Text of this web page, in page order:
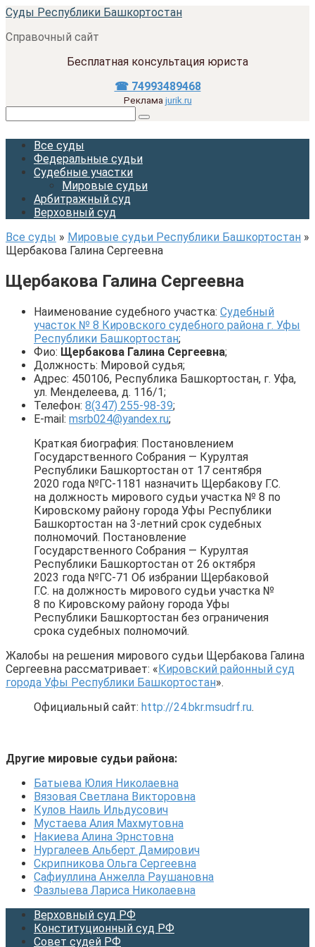
Перейти
контенту
Суды Республики Башкортостан
Справочный сайт
Бесплатная консультация юриста
☎ 74993489468
Реклама jurik.ru
Все суды
Федеральные судьи
Судебные участки
Мировые судьи
Арбитражный суд
Верховный суд
Все суды » Мировые судьи Республики Башкортостан »
Щербакова Галина Сергеевна
Щербакова Галина Сергеевна
Наименование судебного участка: Судебный
участок № 8 Кировского судебного района г. Уфы
Республики Башкортостан;
Фио: Щербакова Галина Сергеевна;
Должность: Мировой судья;
Адрес: 450106, Республика Башкортостан, г. Уфа,
ул. Менделеева, д. 116/1;
Телефон: 8(347) 255-98-39;
E-mail: msrb024@yandex.ru;
Краткая биография: Постановлением
Государственного Собрания — Курултая
Республики Башкортостан от 17 сентября
2020 года №ГС-1181 назначить Щербакову Г.С.
на должность мирового судьи участка № 8 по
Кировскому району города Уфы Республики
Башкортостан на 3-летний срок судебных
полномочий. Постановление
Государственного Собрания — Курултая
Республики Башкортостан от 26 октября
2023 года №ГС-71 Об избрании Щербаковой
Г.С. на должность мирового судьи участка №
8 по Кировскому району города Уфы
Республики Башкортостан без ограничения
срока судебных полномочий.
Жалобы на решения мирового судьи Щербакова Галина
Сергеевна рассматривает: «Кировский районный суд
города Уфы Республики Башкортостан».
Официальный сайт: http://24.bkr.msudrf.ru.
Другие мировые судьи района:
Батыева Юлия Николаевна
Вязовая Светлана Викторовна
Кулов Наиль Ильдусович
Мустаева Алия Махмутовна
Накиева Алина Эрнстовна
Нургалеев Альберт Дамирович
Скрипникова Ольга Сергеевна
Сафиуллина Анжелла Раушановна
Фазлыева Лариса Николаевна
Верховный суд РФ
Конституционный суд РФ
Совет судей РФ